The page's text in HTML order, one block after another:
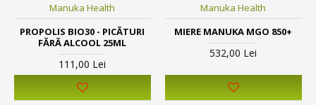
Manuka Health
PROPOLIS BIO30 - PICĂTURI
FĂRĂ ALCOOL 25ML
111,00 Lei
Manuka Health
MIERE MANUKA MGO 850+
532,00 Lei